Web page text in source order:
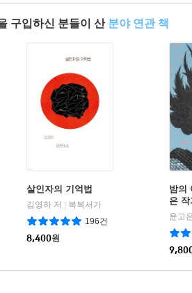
구입하신 분들이 산 분야 연관 책
살인자의 기억법
김영하 저 | 복복서가
196건
8,400원
밤의
은 작
윤고